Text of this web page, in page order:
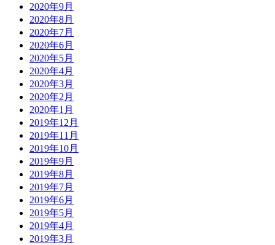
2020年9月
2020年8月
2020年7月
2020年6月
2020年5月
2020年4月
2020年3月
2020年2月
2020年1月
2019年12月
2019年11月
2019年10月
2019年9月
2019年8月
2019年7月
2019年6月
2019年5月
2019年4月
2019年3月